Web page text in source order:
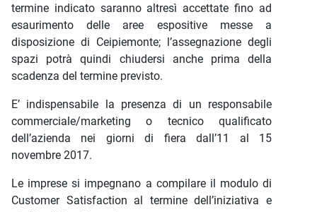
termine indicato saranno altresì accettate fino ad
esaurimento delle aree espositive messe a
disposizione di Ceipiemonte; l’assegnazione degli
spazi potrà quindi chiudersi anche prima della
scadenza del termine previsto.
E’ indispensabile la presenza di un responsabile
commerciale/marketing o tecnico qualificato
dell’azienda nei giorni di fiera dall’11 al 15
novembre 2017.
Le imprese si impegnano a compilare il modulo di
Customer Satisfaction al termine dell’iniziativa e